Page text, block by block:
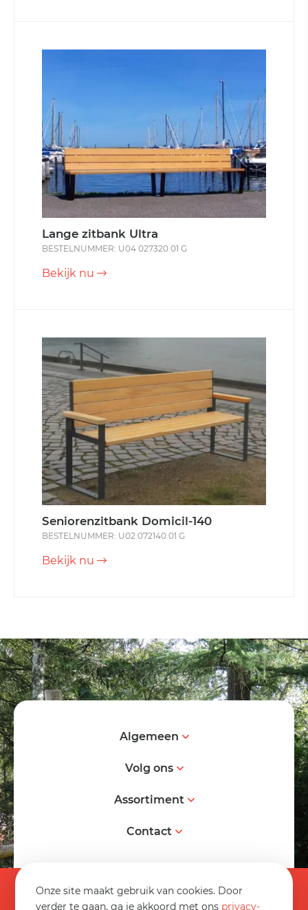
Onze site maakt gebruik van cookies. Door
verder te gaan, ga je akkoord met ons privacy-
Lange zitbank Ultra
BESTELNUMMER: U04 027320 01 G
Bekijk nu
Seniorenzitbank Domicil-140
BESTELNUMMER: U02 072140 01 G
Bekijk nu
Algemeen
Volg ons
Assortiment
Contact
Algemene voorwaarden